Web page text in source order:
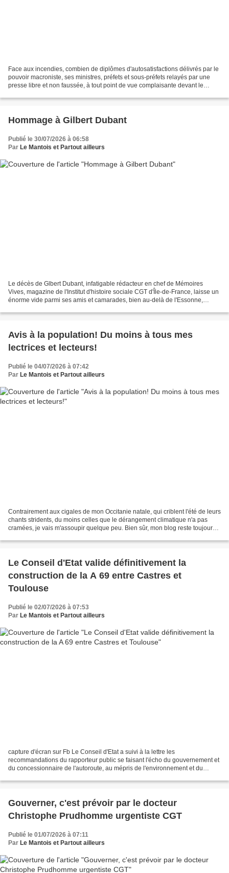
Face aux incendies, combien de diplômes d'autosatisfactions délivrés par le
pouvoir macroniste, ses ministres, préfets et sous-préfets relayés par une
presse libre et non faussée, à tout point de vue complaisante devant le
Hommage à Gilbert Dubant
Publié le 30/07/2026 à 06:58
Par Le Mantois et Partout ailleurs
Le décès de Glbert Dubant, infatigable rédacteur en chef de Mémoires
Vives, magazine de l'Institut d'histoire sociale CGT d'Île-de-France, laisse un
énorme vide parmi ses amis et camarades, bien au-delà de l'Essonne,
Avis à la population! Du moins à tous mes
lectrices et lecteurs!
Publié le 04/07/2026 à 07:42
Par Le Mantois et Partout ailleurs
Contrairement aux cigales de mon Occitanie natale, qui criblent l'été de leurs
chants stridents, du moins celles que le dérangement climatique n'a pas
cramées, je vais m'assoupir quelque peu. Bien sûr, mon blog reste toujours
Le Conseil d'Etat valide définitivement la
construction de la A 69 entre Castres et
Toulouse
Publié le 02/07/2026 à 07:53
Par Le Mantois et Partout ailleurs
capture d'écran sur Fb Le Conseil d'Etat a suivi à la lettre les
recommandations du rapporteur public se faisant l'écho du gouvernement et
du concessionnaire de l'autoroute, au mépris de l'environnement et du
Gouverner, c'est prévoir par le docteur
Christophe Prudhomme urgentiste CGT
Publié le 01/07/2026 à 07:11
Par Le Mantois et Partout ailleurs